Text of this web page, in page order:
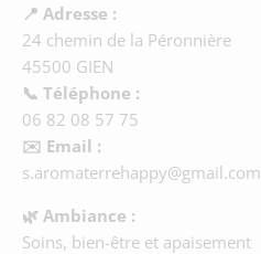
📍 Adresse :
24 chemin de la Péronnière
45500 GIEN
📞 Téléphone :
06 82 08 57 75
✉️ Email :
s.aromaterrehappy@gmail.com
🌿 Ambiance :
Soins, bien-être et apaisement